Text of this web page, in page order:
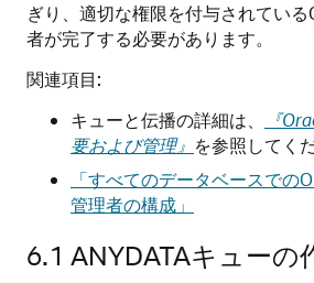
ぎり、適切な権限を付与されてい
者が完了する必要があります。
関連項目:
キューと伝播の詳細は、
『
要および管理』 を参照してく
「すべてのデータベースでの
管理者の構成」
6.1 ANYDATAキューの